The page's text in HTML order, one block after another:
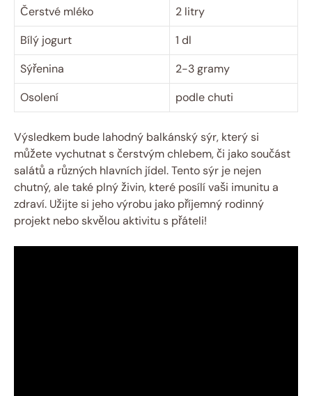
Čerstvé mléko
2 litry
Bílý jogurt
1 dl
Sýřenina
2-3 gramy
Osolení
podle chuti
Výsledkem bude lahodný balkánský sýr, který si
můžete vychutnat s čerstvým chlebem, či jako součást
salátů a různých hlavních jídel. Tento sýr je nejen
chutný, ale také plný živin, které posílí vaši imunitu a
zdraví. Užijte si jeho výrobu jako příjemný rodinný
projekt nebo skvělou aktivitu s přáteli!